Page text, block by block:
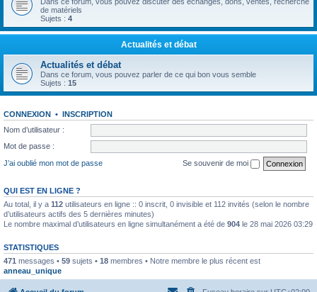
de matériels
Sujets : 4
Actualités et débat
Actualités et débat
Dans ce forum, vous pouvez parler de ce qui bon vous semble
Sujets : 15
CONNEXION • INSCRIPTION
Nom d’utilisateur :
Mot de passe :
J’ai oublié mon mot de passe
Se souvenir de moi
QUI EST EN LIGNE ?
Au total, il y a 112 utilisateurs en ligne :: 0 inscrit, 0 invisible et 112 invités (selon le nombre
d’utilisateurs actifs des 5 dernières minutes)
Le nombre maximal d’utilisateurs en ligne simultanément a été de 904 le 28 mai 2026 03:29
STATISTIQUES
471 messages • 59 sujets • 18 membres • Notre membre le plus récent est
anneau_unique